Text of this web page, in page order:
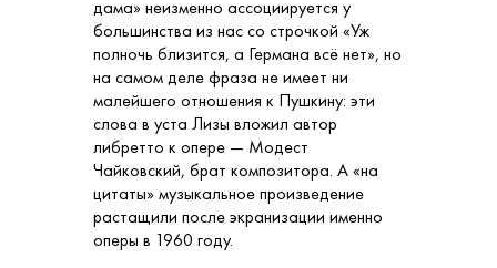
дама» неизменно ассоциируется у
большинства из нас со строчкой «Уж
полночь близится, а Германа всё нет», но
на самом деле фраза не имеет ни
малейшего отношения к Пушкину: эти
слова в уста Лизы вложил автор
либретто к опере — Модест
Чайковский, брат композитора. А «на
цитаты» музыкальное произведение
растащили после экранизации именно
оперы в 1960 году.